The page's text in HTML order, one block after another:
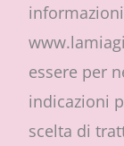
essere per
indicazioni
scelta di